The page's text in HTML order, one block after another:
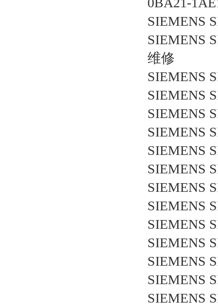
SIEMENS
SIEMENS
维修
SIEMENS
SIEMENS
SIEMENS
SIEMENS
SIEMENS
SIEMENS
SIEMENS
SIEMENS
SIEMENS
SIEMENS
SIEMENS
SIEMENS
SIEMENS